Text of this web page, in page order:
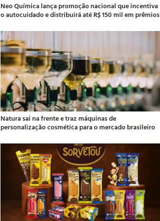
Neo Química lança promoção nacional que incentiva
o autocuidado e distribuirá até R$ 150 mil em prêmios
Natura sai na frente e traz máquinas de
personalização cosmética para o mercado brasileiro